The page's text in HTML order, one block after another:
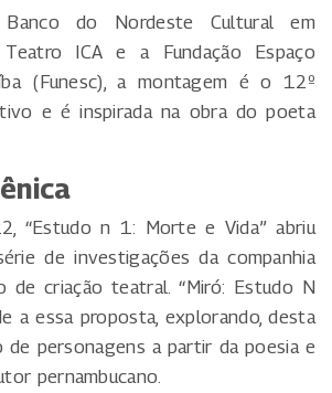
Banco do Nordeste Cultural em
ICA e a Fundação Espaço
(Funesc), a montagem é o 12º
e é inspirada na obra do poeta
“Estudo n 1: Morte e Vida” abriu
de investigações da companhia
de criação teatral. “Miró: Estudo N
a essa proposta, explorando, desta
de personagens a partir da poesia e
pernambucano.